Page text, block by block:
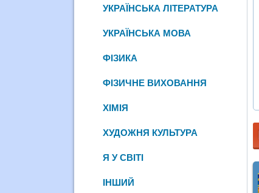
УКРАЇНСЬКА ЛІТЕРАТУРА
УКРАЇНСЬКА МОВА
ФІЗИКА
ФІЗИЧНЕ ВИХОВАННЯ
ХІМІЯ
ХУДОЖНЯ КУЛЬТУРА
Я У СВІТІ
ІНШИЙ